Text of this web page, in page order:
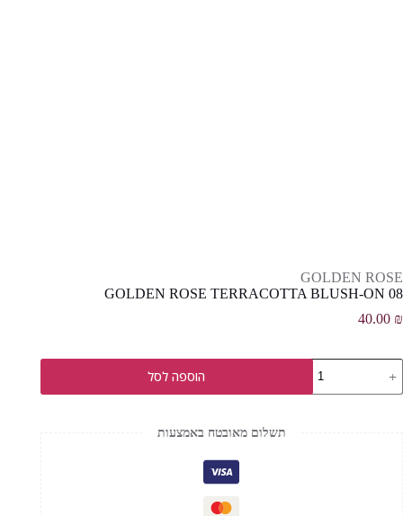
GOLDEN ROSE
GOLDEN ROSE TERRACOTTA BLUSH-ON 08
40.00 ₪
כמות
של
GOLDEN
הוספה לסל
תשלום מאובטח באמצעות